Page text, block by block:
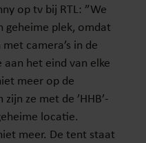
op tv bij RTL: ”We
geheime plek, omdat
camera’s in de
het eind van elke
meer op de
ze met de ’HHB’-
locatie.
meer. De tent staat